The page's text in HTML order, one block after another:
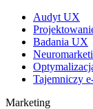
Audyt UX
Badania UX
Tajemniczy
Marketing